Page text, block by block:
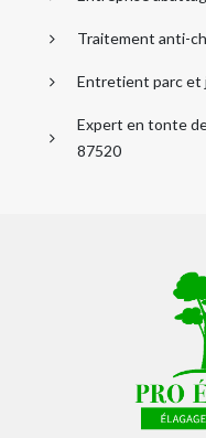
Traitement anti-
Entretient parc et
Expert en tonte
87520